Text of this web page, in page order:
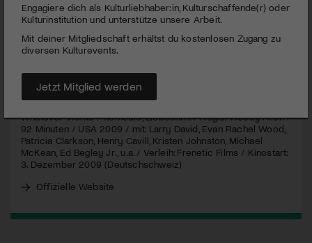
minutes,
seconds
PUBLIZIERT AM 3. DEZEMBER 2009
bizarre Liebesgeschichte, die er erneut in der Grossstadt
New York ansiedeln lässt.
MEHR
Whatever Works / Komödie, Liebesfilm / Regie: Woody Allen /
92 Minuten / USA 2009 / mit: Larry David, Evan Rachel Wood,
Patricia Clarkson, Henry Cavill, Kristen Johnston, Michael
McKean, Ed Begley Jr., u.a. / Verleih: Frenetic Films / Kinostart:
3. Dezember 2009 (Deutschschweiz)
Offizielle Website
Engagiere dich als Kulturliebhaber:in, Kulturschaffende(r) oder
Kulturinstitution und unterstütze unsere Arbeit.
Mit deiner Mitgliedschaft erhältst du kostenlosen Zugang zu
diversen Kulturevents.
Jetzt Mitglied werden